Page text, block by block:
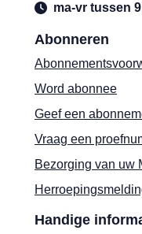
Abonneren
Word abonnee
Geef een
Vraag een
Bezorging van uw
Handige
ma-vr tussen